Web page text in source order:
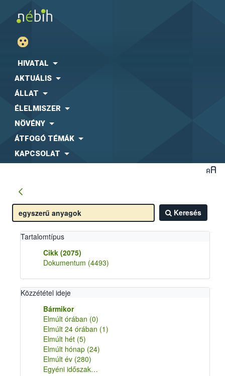
HIVATAL
AKTUÁLIS
ÁLLAT
ÉLELMISZER
NÖVÉNY
ÁTFOGÓ TÉMÁK
KAPCSOLAT
Keresés
Tartalomtípus
Cikk (2075)
Dokumentum (4493)
Közzététel ideje
Bármikor
Elmúlt órában (0)
Elmúlt 24 órában (1)
Elmúlt hét (5)
Elmúlt hónap (24)
Elmúlt év (280)
Egyéni időszak…